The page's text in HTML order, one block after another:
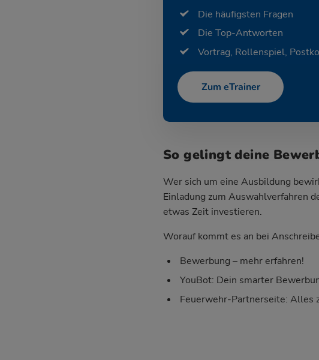
Die häufigsten Fragen
Die Top-Antworten
Vortrag, Rollenspiel,
Zum eTrainer
So gelingt deine
Wer sich um eine Ausbildung
Einladung zum Auswahlverfahren
etwas Zeit investieren.
Worauf kommt es an bei
Bewerbung – mehr erfahren!
YouBot: Dein smarter
Feuerwehr-Partnerseite: Alles